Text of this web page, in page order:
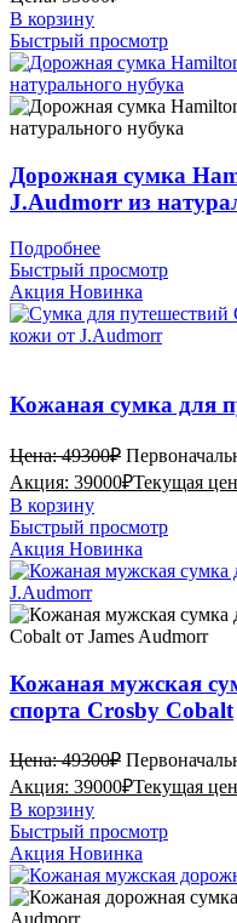
В корзину
Быстрый просмотр
Дорожная сумка
J.Audmorr из
Подробнее
Быстрый просмотр
Акция Новинка
Кожаная сумка для
Цена:49300₽
Акция: 39000₽Текущая
В корзину
Быстрый просмотр
Акция Новинка
Кожаная мужская
спорта Crosby Cobalt
Цена:49300₽
Акция: 39000₽Текущая
В корзину
Быстрый просмотр
Акция Новинка